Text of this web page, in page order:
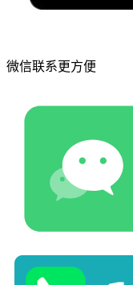
微信联系更方便